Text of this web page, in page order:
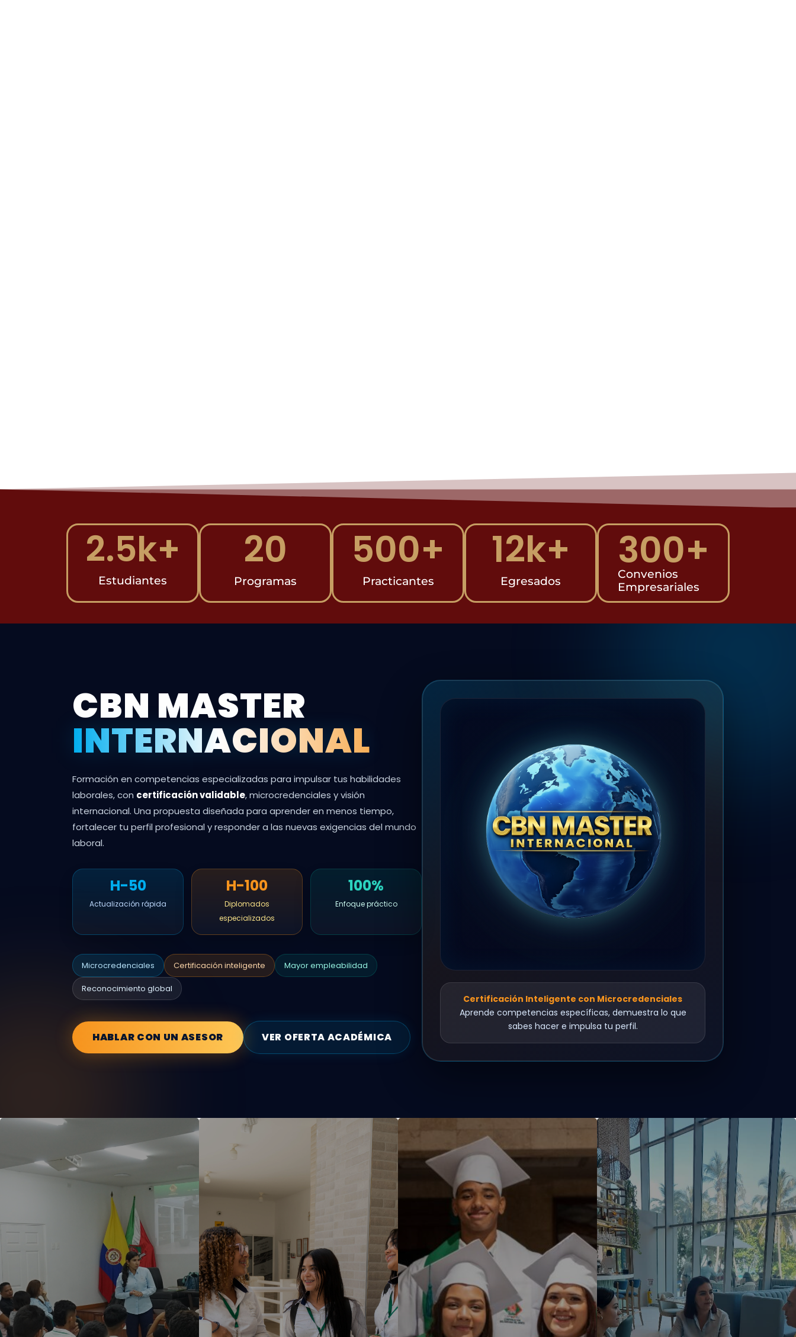
Estudiantes
2.5k+
Programas
20
Practicantes
500+
Egresados
12k+
Convenios
Empresariales
300+
CBN MASTER
INTERNACIONAL
Formación en competencias especializadas para impulsar tus habilidades
laborales, con certificación validable, microcredenciales y visión
internacional. Una propuesta diseñada para aprender en menos tiempo,
fortalecer tu perfil profesional y responder a las nuevas exigencias del mundo
laboral.
H-50
Actualización rápida
H-100
Diplomados
especializados
100%
Enfoque práctico
Microcredenciales Certificación inteligente Mayor empleabilidad
Reconocimiento global
HABLAR CON UN ASESOR VER OFERTA ACADÉMICA
Certificación Inteligente con Microcredenciales
Aprende competencias específicas, demuestra lo que
sabes hacer e impulsa tu perfil.
Aspirantes Estudiantes Egresados
Convenios
Empresariales